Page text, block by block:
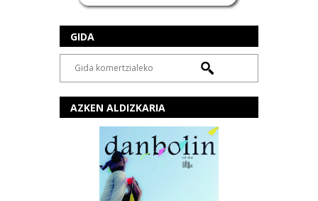
GIDA
AZKEN ALDIZKARIA